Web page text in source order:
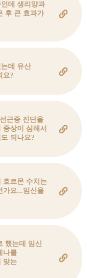
데 생리양과
후 큰 효과가
데 유산
요?
근증 진단을
상이 심해서
되나요?
호르몬 수치는
가요...임신을
했는데 임신
나를
맞는